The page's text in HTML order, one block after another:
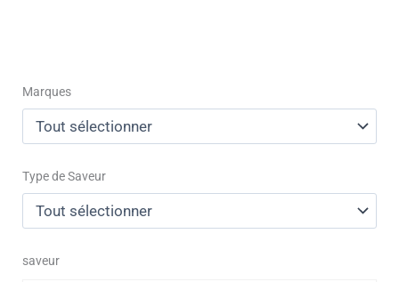
Marques
Type de Saveur
saveur